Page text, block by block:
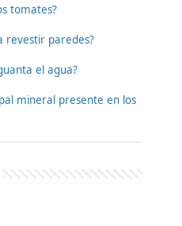
tomates?
revestir paredes?
el agua?
mineral presente en los